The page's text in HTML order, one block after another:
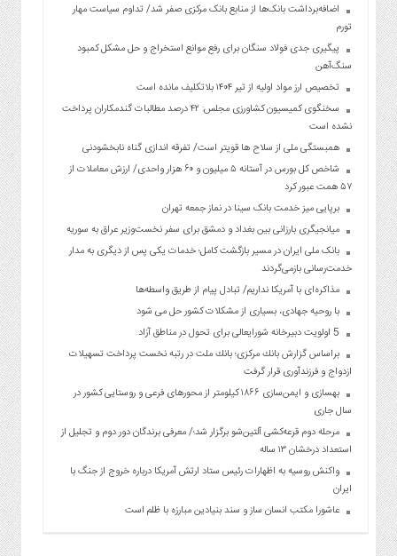
اضافه‌برداشت بانک‌ها از منابع بانک مرکزی صفر شد/ تداوم سیاست مهار
تورم
پیگیری جدی فولاد سنگان برای رفع موانع استخراج و حل مشکل کمبود
سنگ‌آهن
تخصیص ارز مواد اولیه از تیر ۱۴۰۴ بلاتکلیف مانده است
سخنگوی کمیسیون کشاورزی مجلس: ۴۲ درصد مطالبات گندمکاران پرداخت
نشده است
همبستگی ملی از سلاح ها قویتر است/ تفرقه اندازی گناه نابخشودنی
شاخص کل بورس در آستانه ۵ میلیون و ۶۰ هزار واحدی/ ارزش معاملات از
۵۷ همت عبور کرد
برپایی میز خدمت بانک سینا در نماز جمعه تهران
میانجیگری بارزانی بین بغداد و دمشق برای سفر نخست‌وزیر عراق به سوریه
بانک ملی ایران در مسیر بازگشت کامل؛ خدمات یکی پس از دیگری به مدار
خدمت‌رسانی بازمی‌گردند
مذاکره‌ای با آمریکا نداریم/ تبادل پیام از طریق واسطه‌ها
با روحیه جهادی، بسیاری از مشکلات کشور حل می شود
5 اولویت دبیرخانه شورایعالی برای تحول در مناطق آزاد
براساس گزارش بانك مركزی؛ بانك ملت در رتبه نخست پرداخت تسهیلات
ازدواج و فرزندآوری قرار گرفت
بهسازی و ایمن‌سازی ۱۸۶۶ کیلومتر از محورهای فرعی و روستایی کشور در
سال جاری
مرحله دوم قرعه‌کشی آلتین‌شو برگزار شد؛/ معرفی برندگان دور دوم و تجلیل از
استعداد درخشان ۱۳ ساله
واکنش روسیه به اظهارات رئیس ستاد ارتش آمریکا درباره خروج از جنگ با
ایران
عاشورا مکتب انسان ساز و سند بنیادین مبارزه با ظلم است